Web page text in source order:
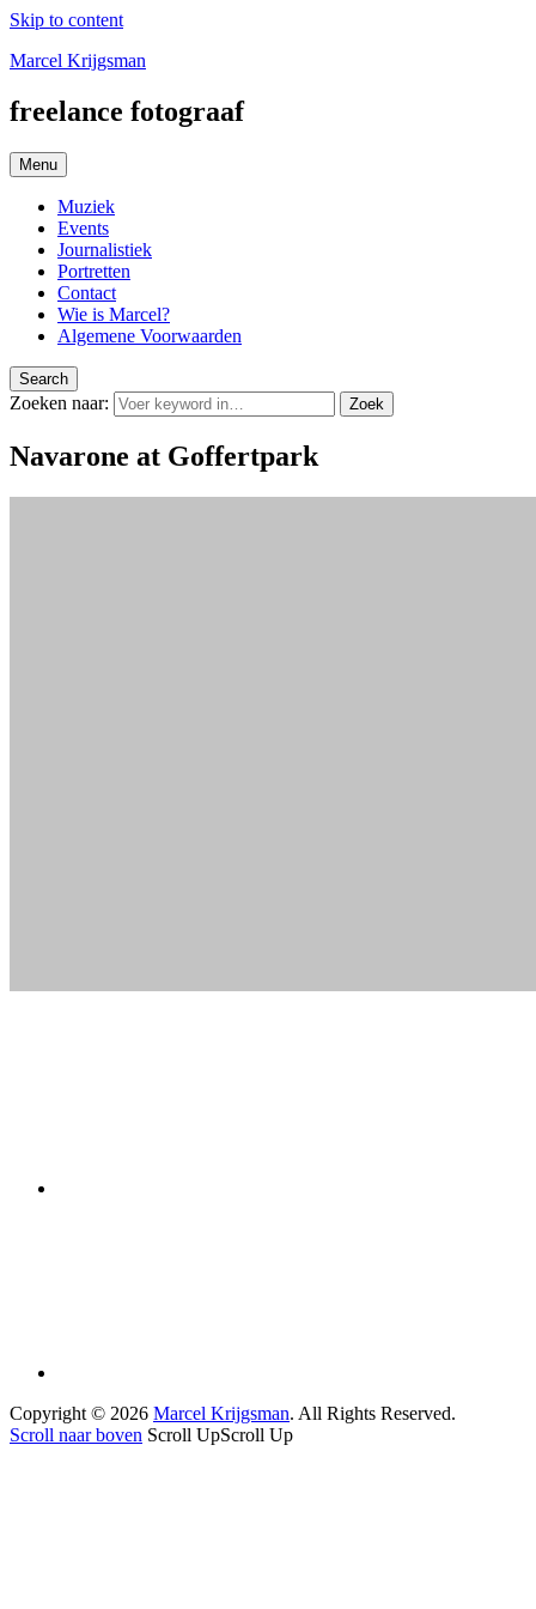
Skip to content
Marcel Krijgsman
freelance fotograaf
Menu
Muziek
Events
Journalistiek
Portretten
Contact
Wie is Marcel?
Algemene Voorwaarden
Search
Zoeken naar: Zoek
Navarone at Goffertpark
Copyright © 2026 Marcel Krijgsman. All Rights Reserved.
Scroll naar boven Scroll UpScroll Up